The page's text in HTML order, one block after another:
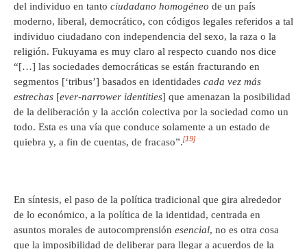
del individuo en tanto ciudadano homogéneo de un país
moderno, liberal, democrático, con códigos legales referidos a tal
individuo ciudadano con independencia del sexo, la raza o la
religión. Fukuyama es muy claro al respecto cuando nos dice
“[…] las sociedades democráticas se están fracturando en
segmentos [‘tribus’] basados en identidades cada vez más
estrechas [ever-narrower identities] que amenazan la posibilidad
de la deliberación y la acción colectiva por la sociedad como un
todo. Esta es una vía que conduce solamente a un estado de
quiebra y, a fin de cuentas, de fracaso”.[19]
En síntesis, el paso de la política tradicional que gira alrededor
de lo económico, a la política de la identidad, centrada en
asuntos morales de autocomprensión esencial, no es otra cosa
que la imposibilidad de deliberar para llegar a acuerdos de la